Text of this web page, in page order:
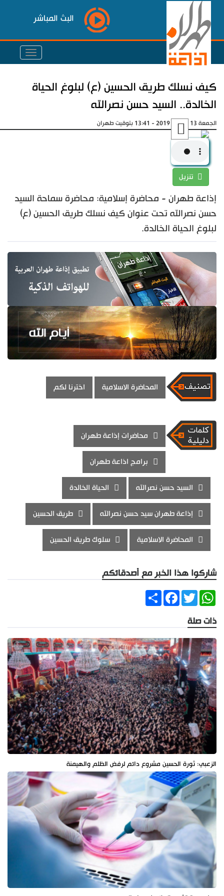
البث المباشر
كيف نسلك طريق الحسين (ع) لبلوغ الحياة
الخالدة.. السيد حسن نصرالله
الجمعة 13 سبتمبر 2019 - 13:41 بتوقيت طهران
تنزيل
إذاعة طهران - محاضرة إسلامية: محاضرة سماحة السيد
حسن نصرالله تحت عنوان كيف نسلك طريق الحسين (ع)
لبلوغ الحياة الخالدة.
المحاضرة الاسلامية اخترنا لكم
محاضرات إذاعة طهران
برامج اذاعة طهران
السيد حسن نصرالله الحياة الخالدة
إذاعة طهران سيد حسن نصرالله طريق الحسين
المحاضرة الاسلامية سلوك طريق الحسين
شاركوا هذا الخبر مع أصدقائكم
ShareFacebookTwitter
WhatsApp
ذات صلة
الزعبي: ثورة الحسين مشروع دائم لرفض الظلم والهيمنة